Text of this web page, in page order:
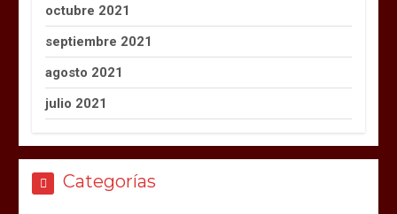
octubre 2021
septiembre 2021
agosto 2021
julio 2021
Categorías